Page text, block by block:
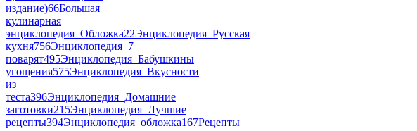
издание)66Большая
кулинарная
энциклопедия_Обложка22Энциклопедия_Русская
кухня756Энциклопедия_7
поварят495Энциклопедия_Бабушкины
угощения575Энциклопедия_Вкусности
из
теста396Энциклопедия_Домашние
заготовки215Энциклопедия_Лучшие
рецепты394Энциклопедия_обложка167Рецепты